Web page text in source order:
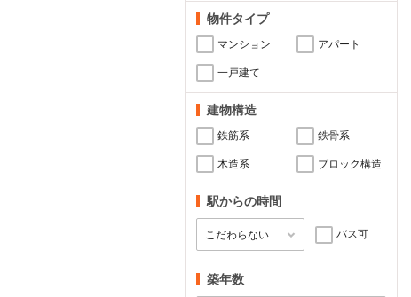
物件タイプ
マンション アパート
一戸建て
建物構造
鉄筋系 鉄骨系
木造系 ブロック構造
駅からの時間
バス可
築年数